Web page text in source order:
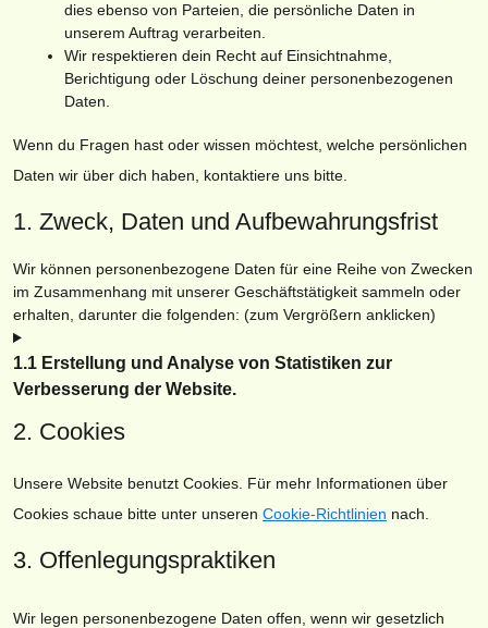
dies ebenso von Parteien, die persönliche Daten in
unserem Auftrag verarbeiten.
Wir respektieren dein Recht auf Einsichtnahme,
Berichtigung oder Löschung deiner personenbezogenen
Daten.
Wenn du Fragen hast oder wissen möchtest, welche persönlichen
Daten wir über dich haben, kontaktiere uns bitte.
1. Zweck, Daten und Aufbewahrungsfrist
Wir können personenbezogene Daten für eine Reihe von Zwecken
im Zusammenhang mit unserer Geschäftstätigkeit sammeln oder
erhalten, darunter die folgenden: (zum Vergrößern anklicken)
1.1 Erstellung und Analyse von Statistiken zur
Verbesserung der Website.
2. Cookies
Unsere Website benutzt Cookies. Für mehr Informationen über
Cookies schaue bitte unter unseren Cookie-Richtlinien nach.
3. Offenlegungspraktiken
Wir legen personenbezogene Daten offen, wenn wir gesetzlich